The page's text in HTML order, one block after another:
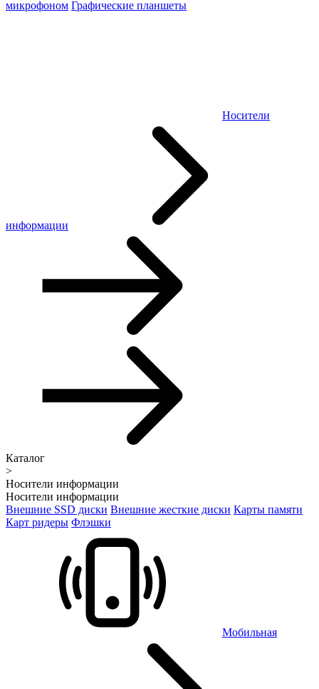
микрофоном Графические планшеты
Носители
информации
Каталог
>
Носители информации
Носители информации
Внешние SSD диски Внешние жесткие диски Карты памяти
Карт ридеры Флэшки
Мобильная